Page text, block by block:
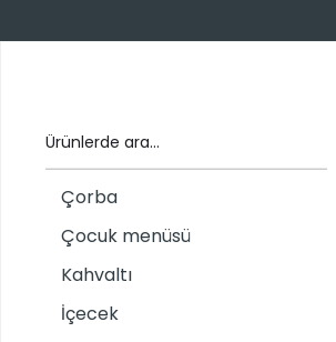
Çorba
Çocuk menüsü
Kahvaltı
İçecek